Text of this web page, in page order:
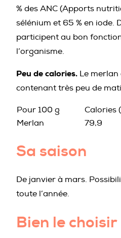
% des ANC (Apports
sélénium et 65 % en iode.
participent au bon
l’organisme.
Peu de calories. Le merlan
contenant très peu de
Pour 100 g Calories
Merlan
79,9
Sa saison
De janvier à mars.
toute l’année.
Bien le choisir